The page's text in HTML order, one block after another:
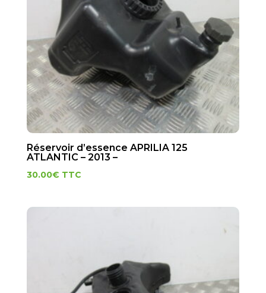
Réservoir d’essence APRILIA 125
ATLANTIC – 2013 –
30.00€ TTC